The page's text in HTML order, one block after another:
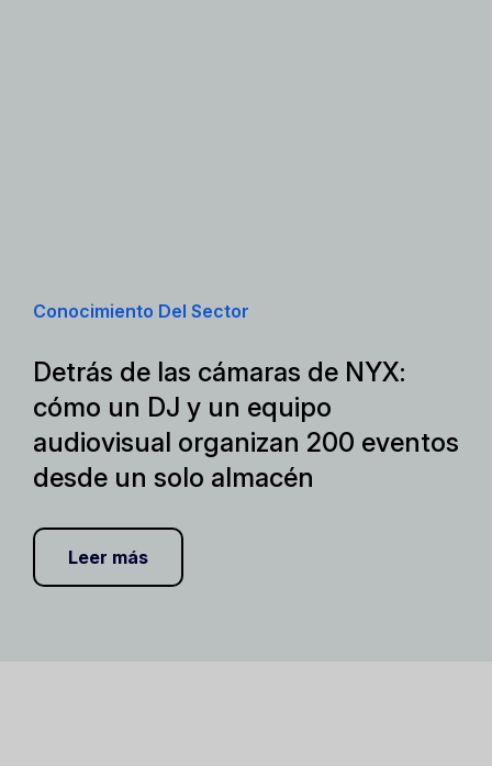
Conocimiento Del Sector
Detrás de las cámaras de NYX:
cómo un DJ y un equipo
audiovisual organizan 200 eventos
desde un solo almacén
Leer más